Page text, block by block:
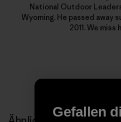
National Outdoor
Wyoming. He passed away
2011. We miss
Gefallen